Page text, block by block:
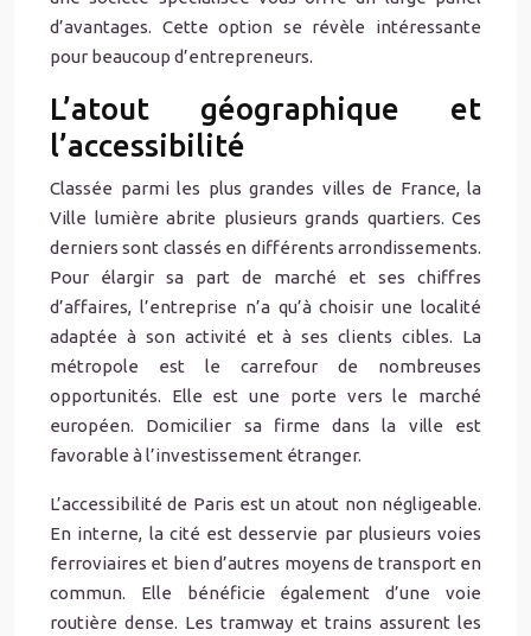
d’avantages. Cette option se révèle intéressante
pour beaucoup d’entrepreneurs.
L’atout géographique et
l’accessibilité
Classée parmi les plus grandes villes de France, la
Ville lumière abrite plusieurs grands quartiers. Ces
derniers sont classés en différents arrondissements.
Pour élargir sa part de marché et ses chiffres
d’affaires, l’entreprise n’a qu’à choisir une localité
adaptée à son activité et à ses clients cibles. La
métropole est le carrefour de nombreuses
opportunités. Elle est une porte vers le marché
européen. Domicilier sa firme dans la ville est
favorable à l’investissement étranger.
L’accessibilité de Paris est un atout non négligeable.
En interne, la cité est desservie par plusieurs voies
ferroviaires et bien d’autres moyens de transport en
commun. Elle bénéficie également d’une voie
routière dense. Les tramway et trains assurent les